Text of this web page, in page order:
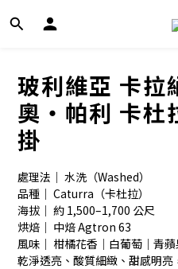
玻利維亞 卡拉
奧・帕利 卡杜
掛
處理法｜ 水洗（Washed）
品種｜ Caturra（卡杜拉）
海拔｜ 約 1,500–1,700 公尺
烘焙｜ 中焙 Agtron 63
風味｜ 柑橘花香｜白葡萄｜青
乾淨透亮、酸質細緻、甜感明